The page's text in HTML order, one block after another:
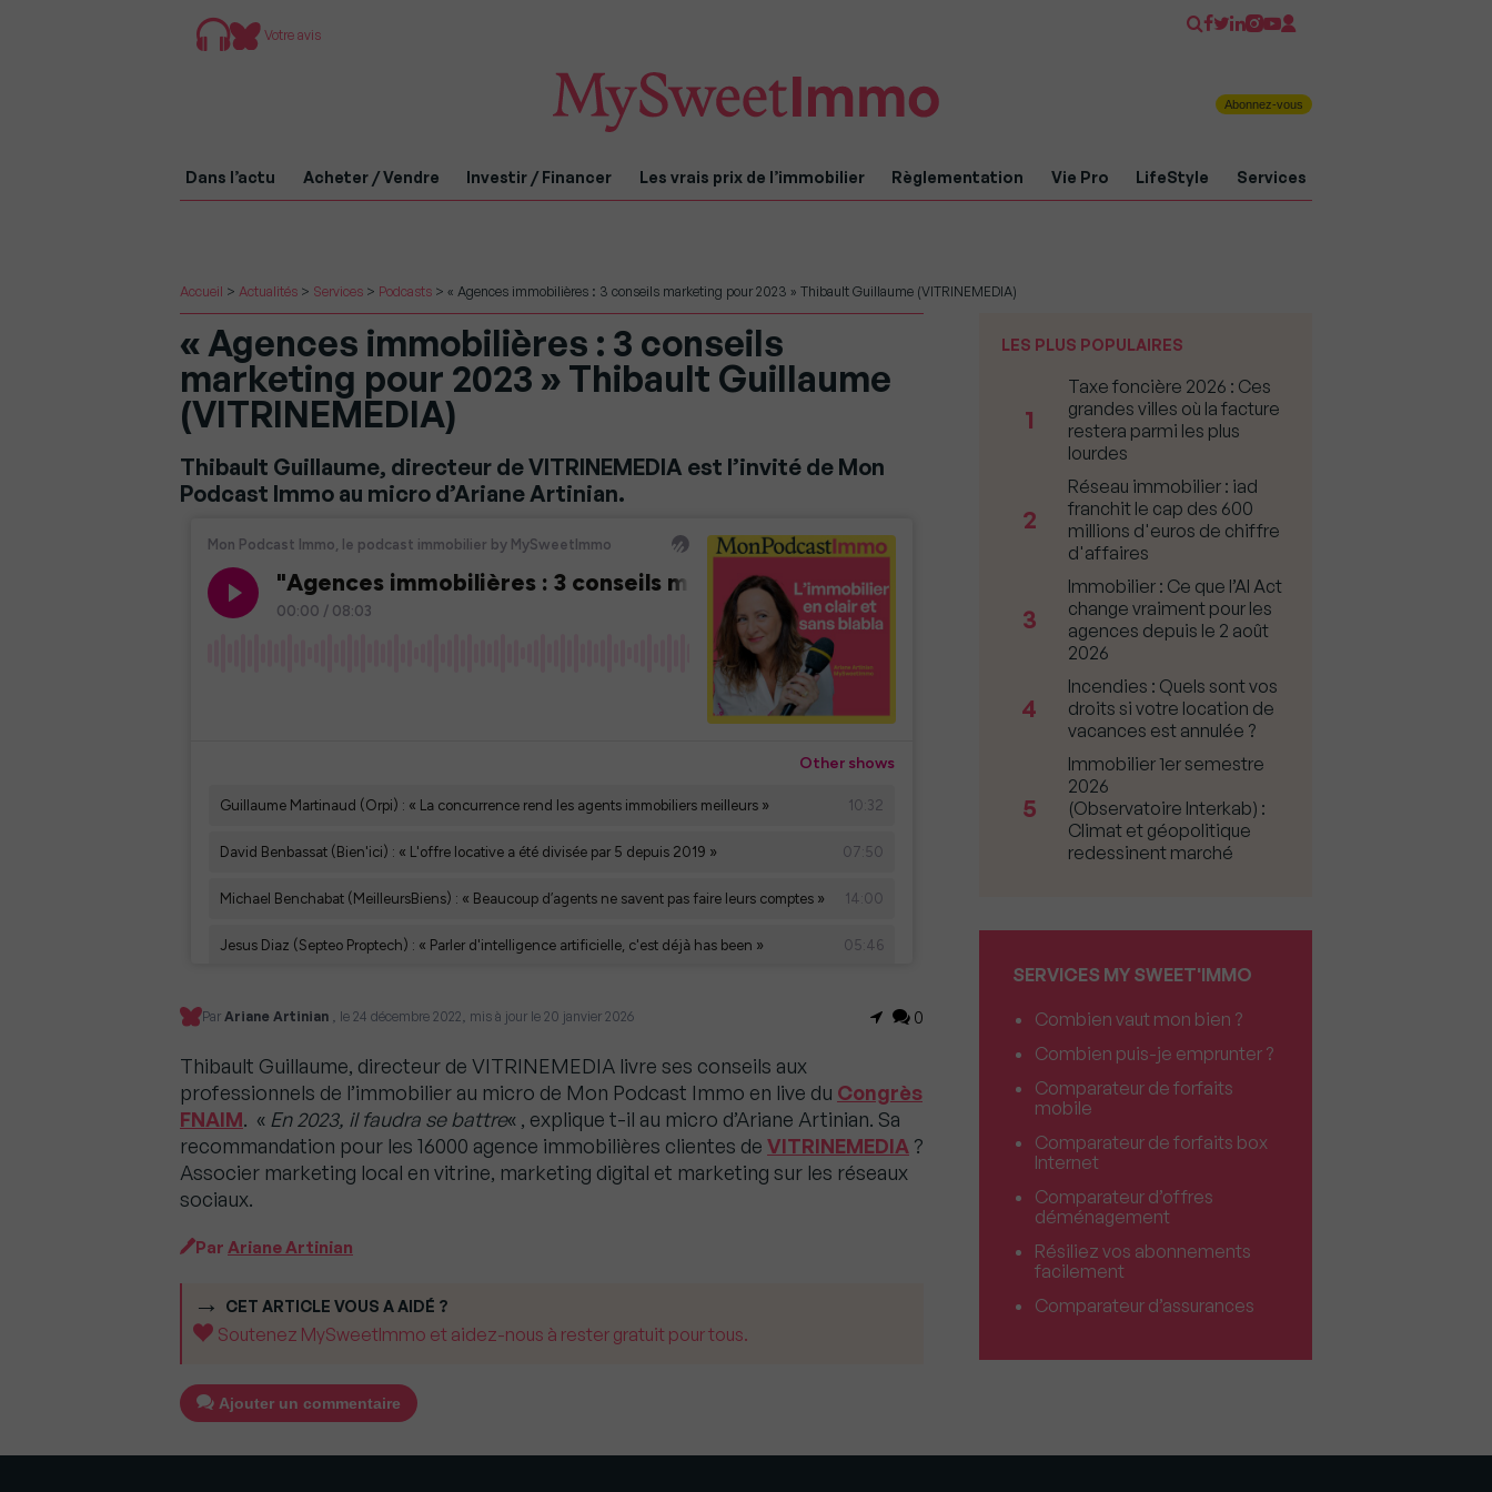
Votre avis
Abonnez-vous
Dans l’actu Acheter / Vendre Investir / Financer Les vrais prix de l’immobilier Règlementation Vie Pro LifeStyle Services
Accueil > Actualités > Services > Podcasts > « Agences immobilières : 3 conseils marketing pour 2023 » Thibault Guillaume (VITRINEMEDIA)
« Agences immobilières : 3 conseils
marketing pour 2023 » Thibault Guillaume
(VITRINEMEDIA)
Thibault Guillaume, directeur de VITRINEMEDIA est l’invité de Mon
Podcast Immo au micro d’Ariane Artinian.
Par Ariane Artinian , le 24 décembre 2022, mis à jour le 20 janvier 2026 0
Thibault Guillaume, directeur de VITRINEMEDIA livre ses conseils aux
professionnels de l’immobilier au micro de Mon Podcast Immo en live du Congrès
FNAIM. « En 2023, il faudra se battre« , explique t-il au micro d’Ariane Artinian. Sa
recommandation pour les 16000 agence immobilières clientes de VITRINEMEDIA ?
Associer marketing local en vitrine, marketing digital et marketing sur les réseaux
sociaux.
Par Ariane Artinian
CET ARTICLE VOUS A AIDÉ ?
Soutenez MySweetImmo et aidez-nous à rester gratuit pour tous.
Ajouter un commentaire
LES PLUS POPULAIRES
1
Taxe foncière 2026 : Ces
grandes villes où la facture
restera parmi les plus
lourdes
2
Réseau immobilier : iad
franchit le cap des 600
millions d'euros de chiffre
d'affaires
3
Immobilier : Ce que l’AI Act
change vraiment pour les
agences depuis le 2 août
2026
4
Incendies : Quels sont vos
droits si votre location de
vacances est annulée ?
5
Immobilier 1er semestre
2026
(Observatoire Interkab) :
Climat et géopolitique
redessinent marché
SERVICES MY SWEET'IMMO
Combien vaut mon bien ?
Combien puis-je emprunter ?
Comparateur de forfaits
mobile
Comparateur de forfaits box
Internet
Comparateur d’offres
déménagement
Résiliez vos abonnements
facilement
Comparateur d’assurances